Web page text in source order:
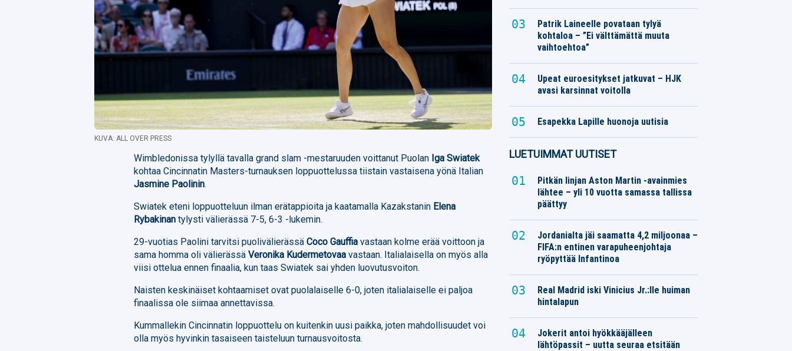
KUVA: ALL OVER PRESS
Wimbledonissa tylyllä tavalla grand slam -mestaruuden voittanut Puolan Iga Swiatek
kohtaa Cincinnatin Masters-turnauksen loppuottelussa tiistain vastaisena yönä Italian
Jasmine Paolinin.
Swiatek eteni loppuotteluun ilman erätappioita ja kaatamalla Kazakstanin Elena
Rybakinantylysti välierässä 7-5, 6-3 -lukemin.
29-vuotias Paolini tarvitsi puolivälierässäCoco Gauffiavastaan kolme erää voittoon ja
sama homma oli välierässäVeronika Kudermetovaavastaan. Italialaisella on myös alla
viisi ottelua ennen finaalia, kun taas Swiatek sai yhden luovutusvoiton.
Naisten keskinäiset kohtaamiset ovat puolalaiselle 6-0, joten italialaiselle ei paljoa
finaalissa ole siimaa annettavissa.
Kummallekin Cincinnatin loppuottelu on kuitenkin uusi paikka, joten mahdollisuudet voi
olla myös hyvinkin tasaiseen taisteluun turnausvoitosta.
Patrik Laineelle povataan tylyä
kohtaloa – ”Ei välttämättä muuta
vaihtoehtoa”
Upeat euroesitykset jatkuvat – HJK
avasi karsinnat voitolla
Esapekka Lapille huonoja uutisia
LUETUIMMAT UUTISET
Pitkän linjan Aston Martin -avainmies
lähtee – yli 10 vuotta samassa tallissa
päättyy
Jordanialta jäi saamatta 4,2 miljoonaa –
FIFA:n entinen varapuheenjohtaja
ryöpyttää Infantinoa
Real Madrid iski Vinicius Jr.:lle huiman
hintalapun
Jokerit antoi hyökkääjälleen
lähtöpassit – uutta seuraa etsitään